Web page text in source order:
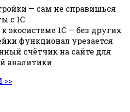
— сам не справишься
с 1С
экосистеме 1С — без других
функционал урезается
счётчик на сайте для
аналитики
>>